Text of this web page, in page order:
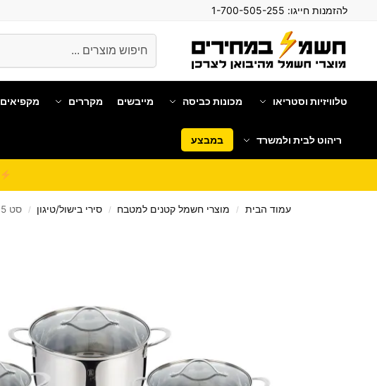
להזמנות חייגו:
טלוויזיות וסטריאו מכונות כביסה מייבשים מקררים מקפיאים
ריהוט לבית ולמשרד במבצע
עמוד הבית / מוצרי חשמל קטנים למטבח / סירי בישול/טיגון / סט 5 כלי בישול איכותיים Silver דגם BH-6660